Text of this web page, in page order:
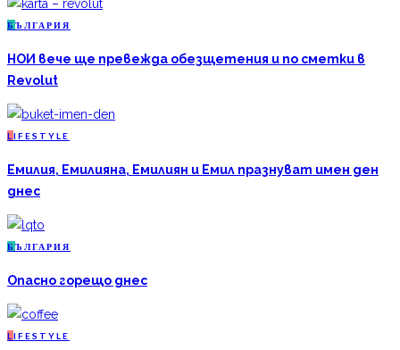
Б ЪЛГАРИЯ
НОИ вече ще превежда обезщетения и по сметки в
Revolut
L IFESTYLE
Емилия, Емилияна, Емилиян и Емил празнуват имен ден
днес
Б ЪЛГАРИЯ
Опасно горещо днес
L IFESTYLE